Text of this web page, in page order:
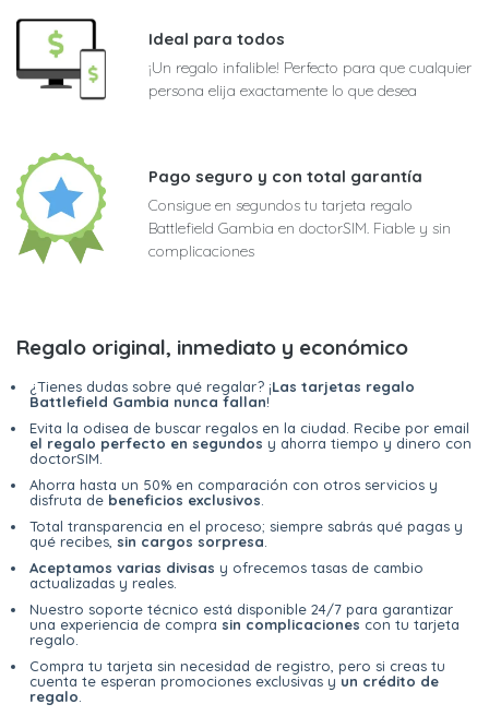
Ideal para todos
¡Un regalo infalible! Perfecto para que cualquier
persona elija exactamente lo que desea
Pago seguro y con total garantía
Consigue en segundos tu tarjeta regalo
Battlefield Gambia en doctorSIM. Fiable y sin
complicaciones
Regalo original, inmediato y económico
¿Tienes dudas sobre qué regalar? ¡Las tarjetas regalo
Battlefield Gambia nunca fallan!
Evita la odisea de buscar regalos en la ciudad. Recibe por email
el regalo perfecto en segundos y ahorra tiempo y dinero con
doctorSIM.
Ahorra hasta un 50% en comparación con otros servicios y
disfruta de beneficios exclusivos
Total transparencia en el proceso; siempre sabrás qué pagas y
qué recibes, sin cargos sorpresa
Aceptamos varias divisas y ofrecemos tasas de cambio
actualizadas y reales.
Nuestro soporte técnico está disponible 24/7 para garantizar
una experiencia de compra sin complicaciones con tu tarjeta
regalo.
Compra tu tarjeta sin necesidad de registro, pero si creas tu
cuenta te esperan promociones exclusivas yun crédito de
regalo